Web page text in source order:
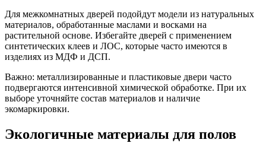
Для межкомнатных дверей подойдут модели из натуральных
материалов, обработанные маслами и восками на
растительной основе. Избегайте дверей с применением
синтетических клеев и ЛОС, которые часто имеются в
изделиях из МДФ и ДСП.
Важно: металлизированные и пластиковые двери часто
подвергаются интенсивной химической обработке. При их
выборе уточняйте состав материалов и наличие
экомаркировки.
Экологичные материалы для полов